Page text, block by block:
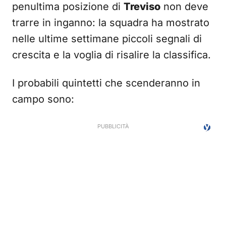
penultima posizione di Treviso non deve
trarre in inganno: la squadra ha mostrato
nelle ultime settimane piccoli segnali di
crescita e la voglia di risalire la classifica.
I probabili quintetti che scenderanno in
campo sono: